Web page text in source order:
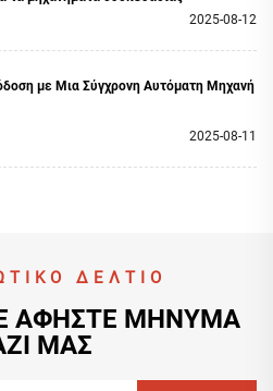
2025-08-12
με Μια Σύγχρονη Αυτόματη Μηχανή
2025-08-11
ΔΕΛΤΊΟ
ΑΦΉΣΤΕ ΜΉΝΥΜΑ
ΜΑΣ